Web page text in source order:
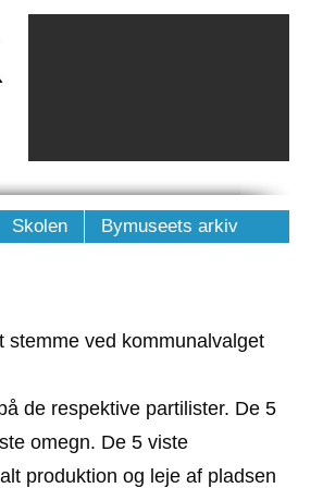
Skolen Bymuseets arkiv
stemme ved kommunalvalget
de respektive partilister. De 5
omegn. De 5 viste
produktion og leje af pladsen